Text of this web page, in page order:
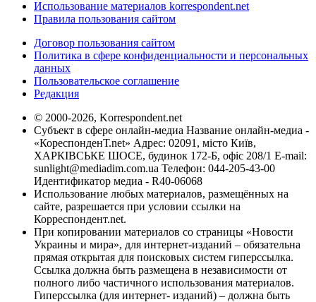
Использование материалов korrespondent.net
Правила пользования сайтом
Договор пользования сайтом
Политика в сфере конфиденциальности и персональных
данных
Пользовательское соглашение
Редакция
© 2000-2026, Korrespondent.net
Субъект в сфере онлайн-медиа Название онлайн-медиа -
«КореспонденТ.net» Адрес: 02091, місто Київ,
ХАРКІВСЬКЕ ШОСЕ, будинок 172-Б, офіс 208/1 E-mail:
sunlight@mediadim.com.ua Телефон: 044-205-43-00
Идентификатор медиа - R40-06068
Использование любых материалов, размещённых на
сайте, разрешается при условии ссылки на
Корреспондент.net.
При копировании материалов со страницы «Новости
Украины и мира», для интернет-изданий – обязательна
прямая открытая для поисковых систем гиперссылка.
Ссылка должна быть размещена в независимости от
полного либо частичного использования материалов.
Гиперссылка (для интернет- изданий) – должна быть